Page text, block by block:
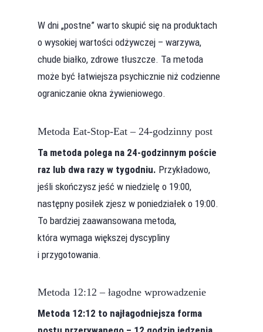
W dni „postne” warto skupić się na produktach
o wysokiej wartości odżywczej – warzywa,
chude białko, zdrowe tłuszcze. Ta metoda
może być łatwiejsza psychicznie niż codzienne
ograniczanie okna żywieniowego.
Metoda Eat-Stop-Eat – 24-godzinny post
Ta metoda polega na 24-godzinnym poście
raz lub dwa razy w tygodniu. Przykładowo,
jeśli skończysz jeść w niedzielę o 19:00,
następny posiłek zjesz w poniedziałek o 19:00.
To bardziej zaawansowana metoda,
która wymaga większej dyscypliny
i przygotowania.
Metoda 12:12 – łagodne wprowadzenie
Metoda 12:12 to najłagodniejsza forma